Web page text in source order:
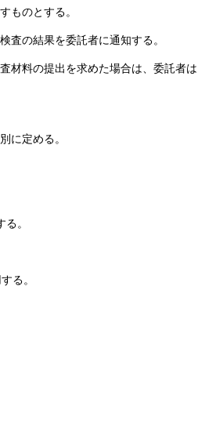
ものとする。
査の結果を委託者に通知する。
材料の提出を求めた場合は、委託者
に定める。
。
る。